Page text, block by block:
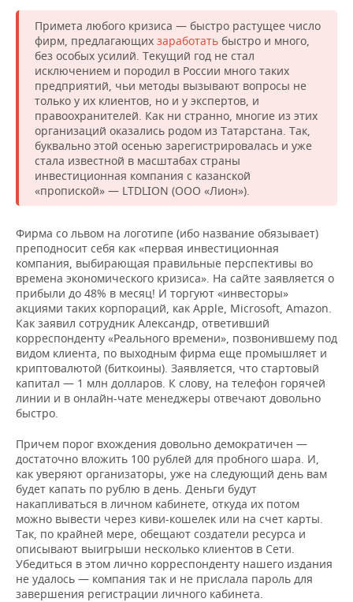
Примета любого кризиса — быстро растущее число
фирм, предлагающих заработать быстро и много,
без особых усилий. Текущий год не стал
исключением и породил в России много таких
предприятий, чьи методы вызывают вопросы не
только у их клиентов, но и у экспертов, и
правоохранителей. Как ни странно, многие из этих
организаций оказались родом из Татарстана. Так,
буквально этой осенью зарегистрировалась и уже
стала известной в масштабах страны
инвестиционная компания с казанской
«пропиской» — LTDLION (ООО «Лион»).
Фирма со львом на логотипе (ибо название обязывает)
преподносит себя как «первая инвестиционная
компания, выбирающая правильные перспективы во
времена экономического кризиса». На сайте заявляется о
прибыли до 48% в месяц! И торгуют «инвесторы»
акциями таких корпораций, как Apple, Microsoft, Amazon.
Как заявил сотрудник Александр, ответивший
корреспонденту «Реального времени», позвонившему под
видом клиента, по выходным фирма еще промышляет и
криптовалютой (биткоины). Заявляется, что стартовый
капитал — 1 млн долларов. К слову, на телефон горячей
линии и в онлайн-чате менеджеры отвечают довольно
быстро.
Причем порог вхождения довольно демократичен —
достаточно вложить 100 рублей для пробного шара. И,
как уверяют организаторы, уже на следующий день вам
будет капать по рублю в день. Деньги будут
накапливаться в личном кабинете, откуда их потом
можно вывести через киви-кошелек или на счет карты.
Так, по крайней мере, обещают создатели ресурса и
описывают выигрыши несколько клиентов в Сети.
Убедиться в этом лично корреспонденту нашего издания
не удалось — компания так и не прислала пароль для
завершения регистрации личного кабинета.